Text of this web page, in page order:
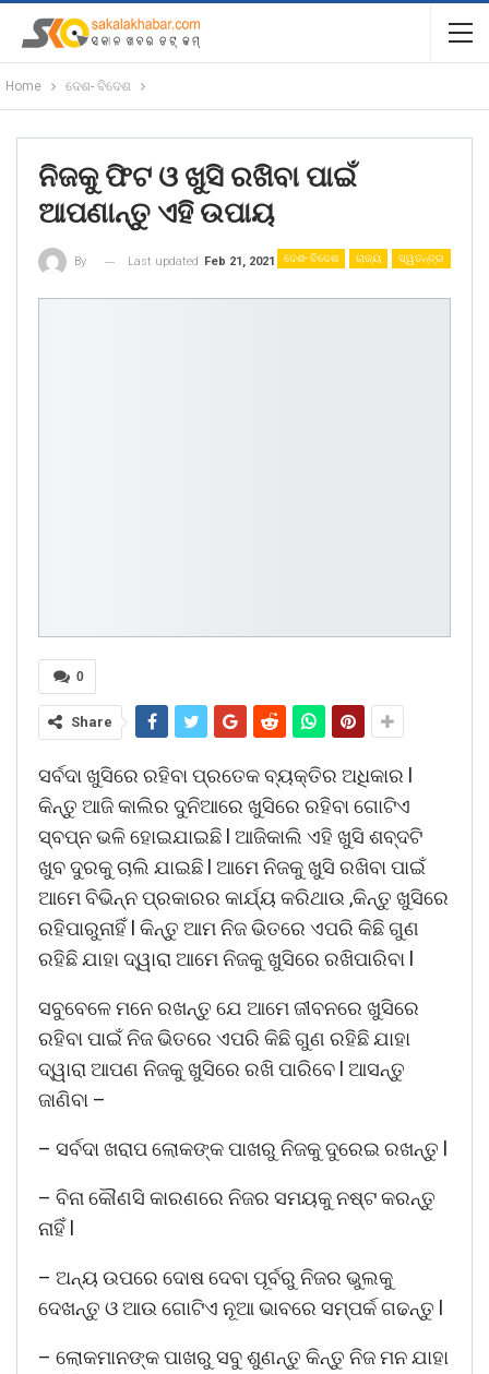
Home ଦେଶ- ବିଦେଶ
ନିଜକୁ ଫିଟ ଓ ଖୁସି ରଖିବା ପାଇଁ
ଆପଣାନ୍ତୁ ଏହି ଉପାୟ
ଦେଶ- ବିଦେଶ ରାଜ୍ୟ ସ୍ୱତନ୍ତ୍ର
By Last updated Feb 21, 2021
0
Share
ସର୍ବଦା ଖୁସିରେ ରହିବା ପ୍ରତେକ ବ୍ୟକ୍ତିର ଅଧିକାର l
କିନ୍ତୁ ଆଜି କାଲିର ଦୁନିଆରେ ଖୁସିରେ ରହିବା ଗୋଟିଏ
ସ୍ବପ୍ନ ଭଳି ହୋଇଯାଇଛି l ଆଜିକାଲି ଏହି ଖୁସି ଶବ୍ଦଟି
ଖୁବ ଦୁରକୁ ଚାଲି ଯାଇଛି l ଆମେ ନିଜକୁ ଖୁସି ରଖିବା ପାଇଁ
ଆମେ ବିଭିନ୍ନ ପ୍ରକାରର କାର୍ଯ୍ୟ କରିଥାଉ ,କିନ୍ତୁ ଖୁସିରେ
ରହିପାରୁନାହିଁ l କିନ୍ତୁ ଆମ ନିଜ ଭିତରେ ଏପରି କିଛି ଗୁଣ
ରହିଛି ଯାହା ଦ୍ୱାରା ଆମେ ନିଜକୁ ଖୁସିରେ ରଖିପାରିବା l
ସବୁବେଳେ ମନେ ରଖନ୍ତୁ ଯେ ଆମେ ଜୀବନରେ ଖୁସିରେ
ରହିବା ପାଇଁ ନିଜ ଭିତରେ ଏପରି କିଛି ଗୁଣ ରହିଛି ଯାହା
ଦ୍ୱାରା ଆପଣ ନିଜକୁ ଖୁସିରେ ରଖି ପାରିବେ l ଆସନ୍ତୁ
ଜାଣିବା –
– ସର୍ବଦା ଖରାପ ଲୋକଙ୍କ ପାଖରୁ ନିଜକୁ ଦୁରେଇ ରଖନ୍ତୁ l
– ବିନା କୌଣସି କାରଣରେ ନିଜର ସମୟକୁ ନଷ୍ଟ କରନ୍ତୁ
ନାହିଁ l
– ଅନ୍ୟ ଉପରେ ଦୋଷ ଦେବା ପୂର୍ବରୁ ନିଜର ଭୁଲକୁ
ଦେଖନ୍ତୁ ଓ ଆଉ ଗୋଟିଏ ନୂଆ ଭାବରେ ସମ୍ପର୍କ ଗଢନ୍ତୁ l
– ଲୋକମାନଙ୍କ ପାଖରୁ ସବୁ ଶୁଣନ୍ତୁ କିନ୍ତୁ ନିଜ ମନ ଯାହା